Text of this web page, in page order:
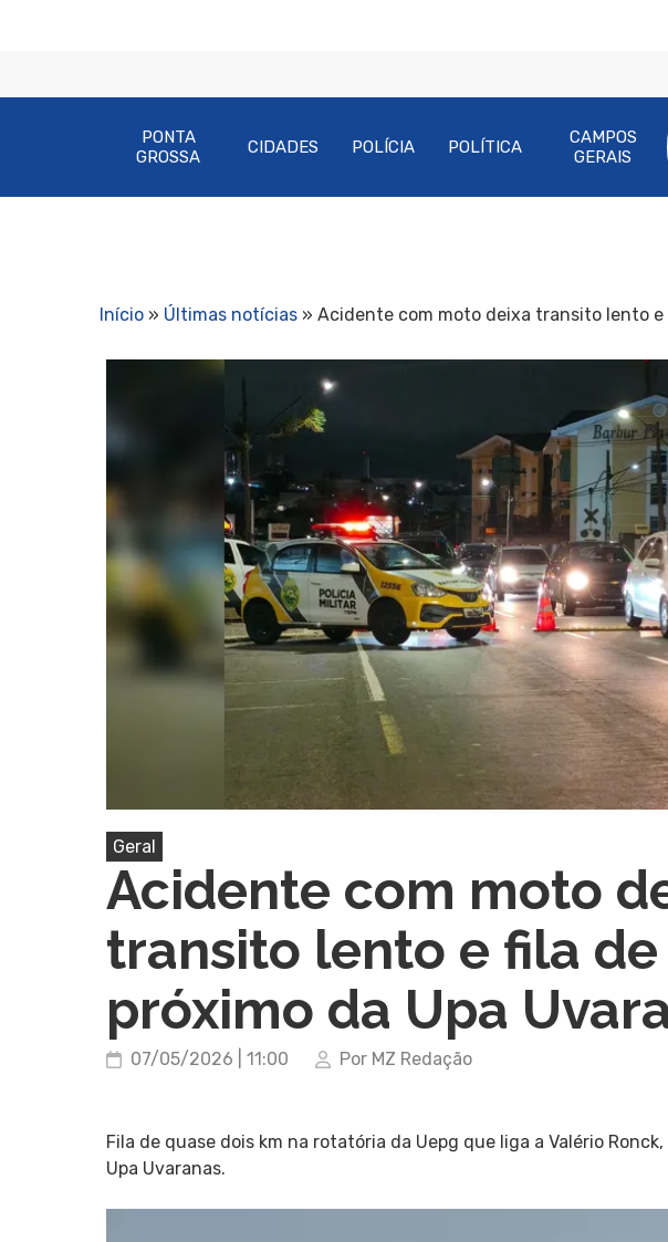
Pressione Enter para pesquisar ou ESC para fechar
PONTA
GROSSA
CIDADES POLÍCIA POLÍTICA
CAMPOS
GERAIS
Início » Últimas notícias » Acidente com moto deixa transito lento e
Geral
Acidente com moto
transito lento e fila
próximo da Upa
07/05/2026 | 11:00 Por MZ Redação
Fila de quase dois km na rotatória da Uepg que liga a Valério
Upa Uvaranas.